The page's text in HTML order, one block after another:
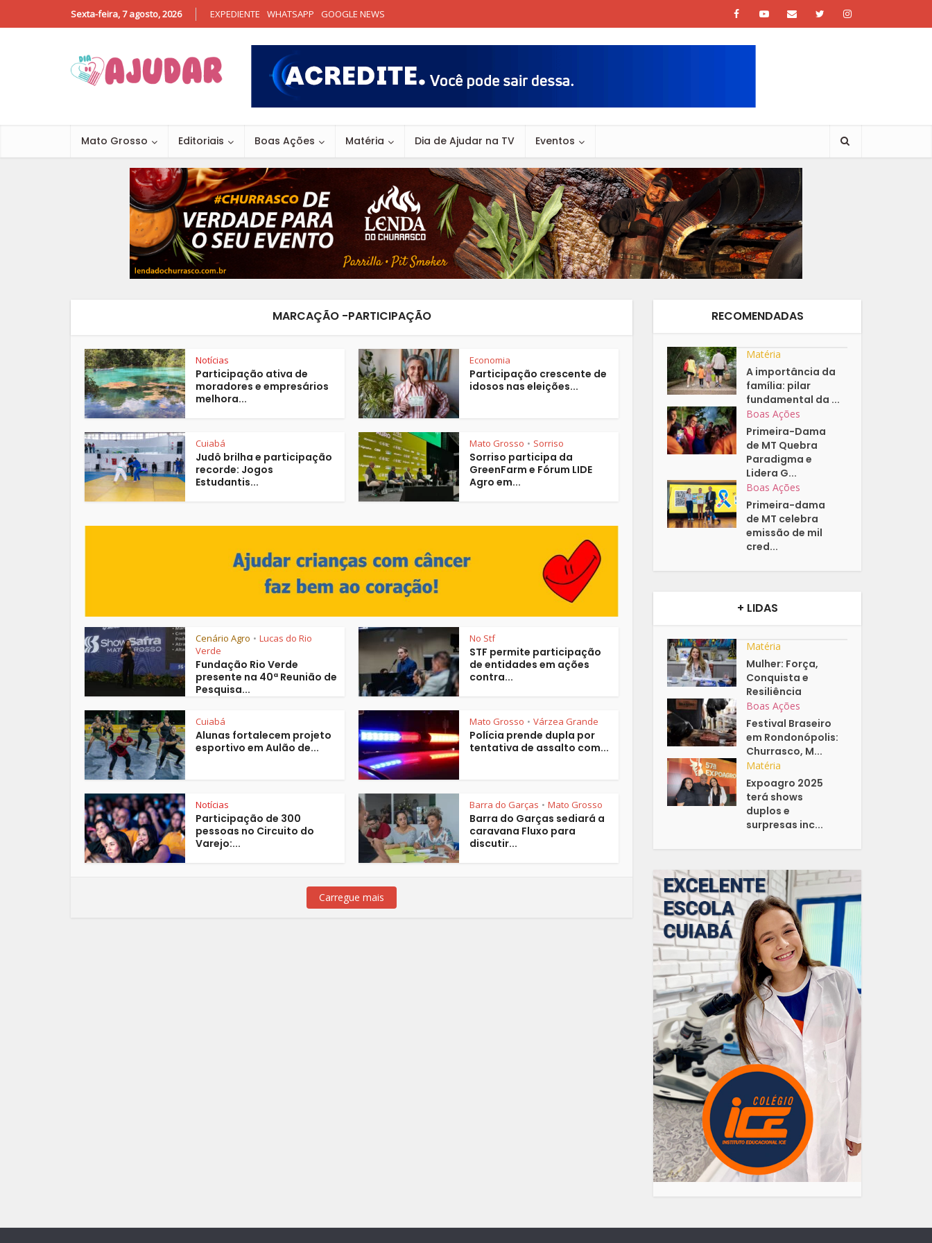
Sexta-feira, 7 agosto, 2026 EXPEDIENTE WHATSAPP GOOGLE NEWS
Mato Grosso Editoriais Boas Ações Matéria Dia de Ajudar na TV Eventos
MARCAÇÃO -PARTICIPAÇÃO
Notícias
Participação ativa de
moradores e empresários
melhora...
Economia
Participação crescente de
idosos nas eleições...
Cuiabá
Judô brilha e participação
recorde: Jogos
Estudantis...
Mato Grosso • Sorriso
Sorriso participa da
GreenFarm e Fórum LIDE
Agro em...
Cenário Agro • Lucas do Rio
Verde
Fundação Rio Verde
presente na 40ª Reunião de
Pesquisa...
No Stf
STF permite participação
de entidades em ações
contra...
Cuiabá
Alunas fortalecem projeto
esportivo em Aulão de...
Mato Grosso • Várzea Grande
Polícia prende dupla por
tentativa de assalto com...
Notícias
Participação de 300
pessoas no Circuito do
Varejo:...
Barra do Garças • Mato Grosso
Barra do Garças sediará a
caravana Fluxo para
discutir...
Carregue mais
RECOMENDADAS
Matéria
A importância da
família: pilar
fundamental da ...
Boas Ações
Primeira-Dama
de MT Quebra
Paradigma e
Lidera G...
Boas Ações
Primeira-dama
de MT celebra
emissão de mil
cred...
+ LIDAS
Matéria
Mulher: Força,
Conquista e
Resiliência
Boas Ações
Festival Braseiro
em Rondonópolis:
Churrasco, M...
Matéria
Expoagro 2025
terá shows
duplos e
surpresas inc...